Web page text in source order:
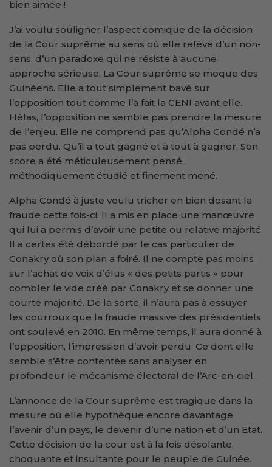
bien aimée !
J’ai voulu souligner l’aspect comique de la décision
de la Cour suprême au sens où elle relève d’un non-
sens, d’un paradoxe qui ne résiste à aucune
approche sérieuse. La Cour suprême se moque des
Guinéens. Elle a tout simplement bavé sur
l’opposition tout comme l’a fait la CENI avant elle.
Hélas, l’opposition ne semble pas prendre la mesure
de l’enjeu. Elle ne comprend pas qu’Alpha Condé n’a
pas perdu. Qu’il a tout gagné et à tout à gagner. Son
score a été méticuleusement pensé,
méthodiquement étudié et finement mené.
Alpha Condé à juste voulu tricher en bien dosant la
fraude cette fois-ci. Il a mis en place une manœuvre
qui lui a permis d’avoir une petite ou relative majorité.
Il a certes été débordé par le cas particulier de
Conakry où son plan a foiré. Il ne compte pas moins
sur l’achat de voix d’élus « des petits partis » pour
combler le vide créé par Conakry et se donner une
courte majorité. De la sorte, il n’aura pas à essuyer
les courroux que la fraude massive des présidentiels
ont soulevé en 2010. En même temps, il aura donné à
l’opposition, l’impression d’avoir perdu. Ce dont elle
semble s’être contentée sans analyser en
profondeur le mécanisme électoral de l’Arc-en-ciel.
L’annonce de la Cour suprême est tragique dans la
mesure où elle hypothèque encore davantage
l’avenir d’un pays, le devenir d’une nation et d’un Etat.
Cette décision de la cour est à la fois désolante,
choquante et insultante pour le peuple de Guinée.